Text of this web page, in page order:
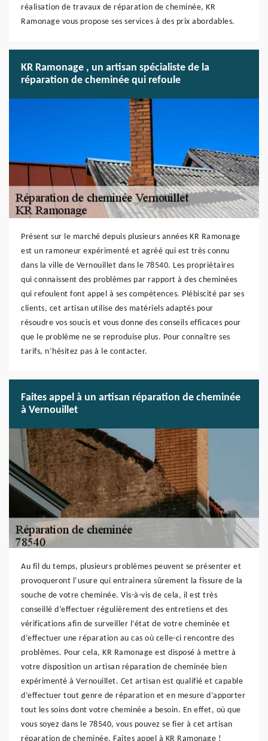
réalisation de travaux de réparation de cheminée, KR
Ramonage vous propose ses services à des prix abordables.
KR Ramonage , un artisan spécialiste de la
réparation de cheminée qui refoule
Présent sur le marché depuis plusieurs années KR Ramonage
est un ramoneur expérimenté et agréé qui est très connu
dans la ville de Vernouillet dans le 78540. Les propriétaires
qui connaissent des problèmes par rapport à des cheminées
qui refoulent font appel à ses compétences. Plébiscité par ses
clients, cet artisan utilise des matériels adaptés pour
résoudre vos soucis et vous donne des conseils efficaces pour
que le problème ne se reproduise plus. Pour connaître ses
tarifs, n’hésitez pas à le contacter.
Faites appel à un artisan réparation de cheminée
à Vernouillet
Au fil du temps, plusieurs problèmes peuvent se présenter et
provoqueront l’usure qui entrainera sûrement la fissure de la
souche de votre cheminée. Vis-à-vis de cela, il est très
conseillé d’effectuer régulièrement des entretiens et des
vérifications afin de surveiller l’état de votre cheminée et
d’effectuer une réparation au cas où celle-ci rencontre des
problèmes. Pour cela, KR Ramonage est disposé à mettre à
votre disposition un artisan réparation de cheminée bien
expérimenté à Vernouillet. Cet artisan est qualifié et capable
d’effectuer tout genre de réparation et en mesure d’apporter
tout les soins dont votre cheminée a besoin. En effet, où que
vous soyez dans le 78540, vous pouvez se fier à cet artisan
réparation de cheminée. Faites appel à KR Ramonage !